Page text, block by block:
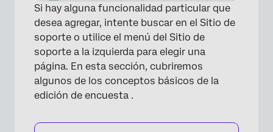
Si hay alguna funcionalidad particular que
desea agregar, intente buscar en el Sitio de
soporte o utilice el menú del Sitio de
soporte a la izquierda para elegir una
página. En esta sección, cubriremos
algunos de los conceptos básicos de la
edición de encuesta .